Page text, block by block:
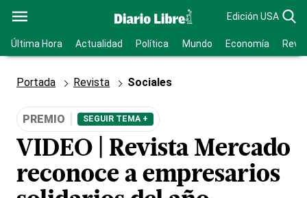
Edición USA
Última Hora Actualidad Política Mundo Economía
Portada Revista Sociales
PREMIO SEGUIR TEMA +
VIDEO | Revista Mercado
reconoce a empresarios